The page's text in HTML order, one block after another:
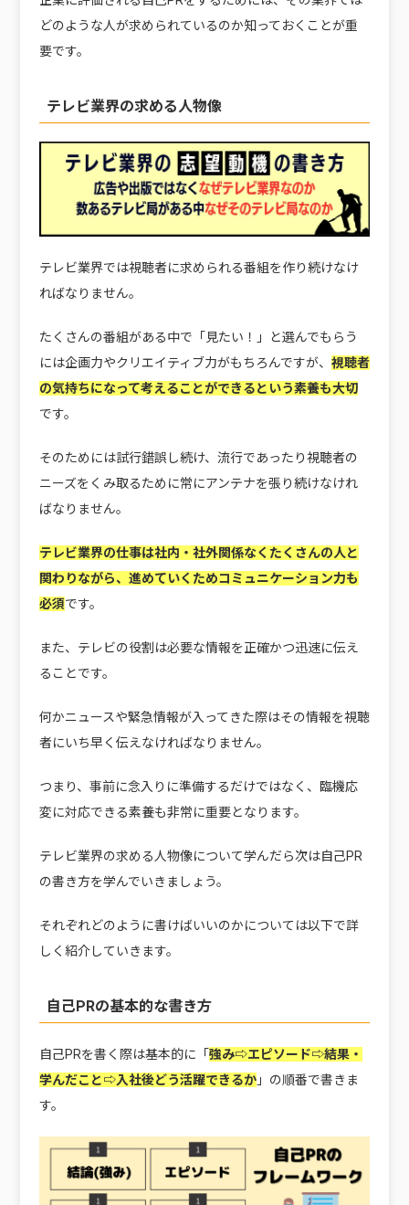
どのような人が求められているのか知っておくことが重
要です。
テレビ業界の求める人物像
テレビ業界では視聴者に求められる番組を作り続けなけ
ればなりません。
たくさんの番組がある中で「見たい！」と選んでもらう
には企画力やクリエイティブ力がもちろんですが、 視聴者
の気持ちになって考えることができるという素養も大切
です。
そのためには試行錯誤し続け、流行であったり視聴者の
ニーズをくみ取るために常にアンテナを張り続けなけれ
ばなりません。
テレビ業界の仕事は社内・社外関係なくたくさんの人と
関わりながら、進めていくためコミュニケーション力も
必須です。
また、テレビの役割は必要な情報を正確かつ迅速に伝え
ることです。
何かニュースや緊急情報が入ってきた際はその情報を視聴
者にいち早く伝えなければなりません。
つまり、事前に念入りに準備するだけではなく、臨機応
変に対応できる素養も非常に重要となります。
テレビ業界の求める人物像について学んだら次は自己PR
の書き方を学んでいきましょう。
それぞれどのように書けばいいのかについては以下で詳
しく紹介していきます。
自己PRの基本的な書き方
自己PRを書く際は基本的に「 強み⇨エピソード⇨結果・
学んだこと⇨入社後どう活躍できるか」の順番で書きま
す。